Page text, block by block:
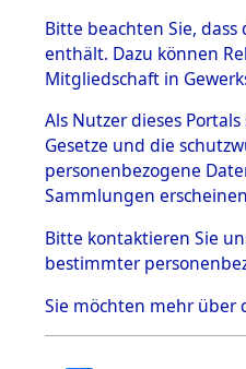
BESTÄNDE
1.
mente
5. Verschiedenes
5.3
Todesmärsche
5.3.1 Alliierte
Erhebungen
zu
Todesmärsch
en
5.3.2
Bitte beachten Sie,
enthält. Dazu können
Mitgliedschaft in
Als Nutzer dieses
Gesetze und die
personenbezogene
Sammlungen
Bitte kontaktieren Sie
bestimmter
Sie möchten mehr über